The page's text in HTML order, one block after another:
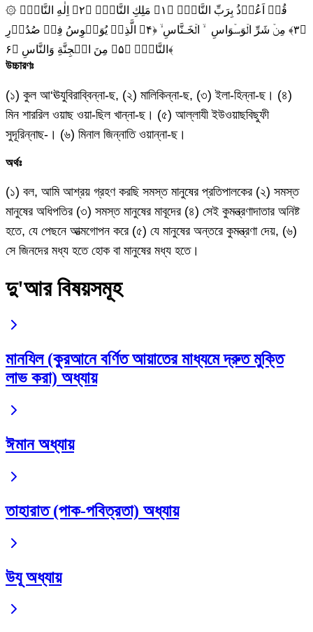
۞ قُلۡ اَعُوۡذُ بِرَبِّ النَّاسِۙ‏ ﴿۱﴾ مَلِكِ النَّاسِۙ‏ ﴿۲﴾ اِلٰهِ النَّاسِۙ‏
﴿۳﴾ مِنۡ شَرِّ الۡوَسۡوَاسِ ۙ الۡخَـنَّاسِ ۙ‏ ﴿۴﴾ الَّذِىۡ يُوَسۡوِسُ فِىۡ صُدُوۡرِ
النَّاسِۙ‏ ﴿۵﴾ مِنَ الۡجِنَّةِ وَالنَّاسِ‏ ﴿۶﴾
উচ্চারণঃ
(১) কুল আ‘ঊযুবিরাব্বিন্না-ছ, (২) মালিকিন্না-ছ, (৩) ইলা-হিন্না-ছ। (৪)
মিন শাররিল ওয়াছ ওয়া-ছিল খান্না-ছ। (৫) আল্লাযী ইউওয়াছবিছুফী
সুদূরিন্নাছ-। (৬) মিনাল জিন্নাতি ওয়ান্না-ছ।
অর্থঃ
(১) বল, আমি আশ্রয় গ্রহণ করছি সমস্ত মানুষের প্রতিপালকের (২) সমস্ত
মানুষের অধিপতির (৩) সমস্ত মানুষের মাবূদের (৪) সেই কুমন্ত্রণাদাতার অনিষ্ট
হতে, যে পেছনে আত্মগোপন করে (৫) যে মানুষের অন্তরে কুমন্ত্রণা দেয়, (৬)
সে জিনদের মধ্য হতে হোক বা মানুষের মধ্য হতে।
দু'আর বিষয়সমূহ
মানযিল (কুরআনে বর্ণিত আয়াতের মাধ্যমে দ্রুত মুক্তি
লাভ করা) অধ্যায়
ঈমান অধ্যায়
তাহারাত (পাক-পবিত্রতা) অধ্যায়
উযূ অধ্যায়